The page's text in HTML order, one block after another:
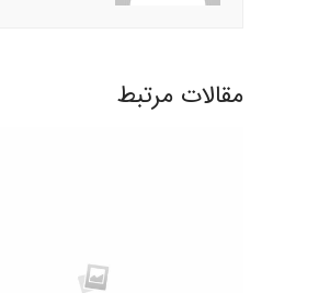
مقالات مرتبط